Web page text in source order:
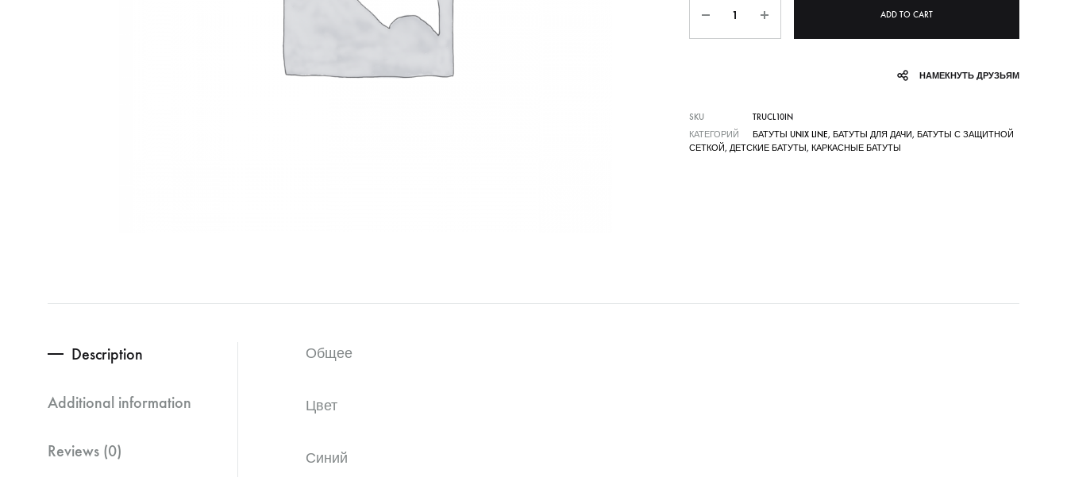
ADD TO CART
НАМЕКНУТЬ ДРУЗЬЯМ
SKU
TRUCL10IN
КАТЕГОРИЙ
БАТУТЫ UNIX LINE, БАТУТЫ ДЛЯ ДАЧИ, БАТУТЫ С ЗАЩИТНОЙ
СЕТКОЙ, ДЕТСКИЕ БАТУТЫ, КАРКАСНЫЕ БАТУТЫ
Description
Additional information
Reviews (0)
Общее
Цвет
Синий